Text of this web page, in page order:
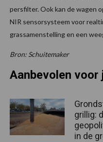
persfilter. Ook kan de wagen
NIR sensorsysteem voor
grassamenstelling en een
Bron: Schuitemaker
Aanbevolen voor
grillig:
in de